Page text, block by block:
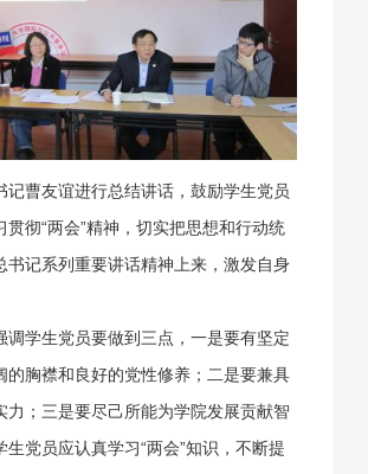
记曹友谊进行总结讲话，鼓励学生党员
贯彻“两会”精神，切实把思想和行动统
书记系列重要讲话精神上来，激发自身
调学生党员要做到三点，一是要有坚定
的胸襟和良好的党性修养；二是要兼具
力；三是要尽己所能为学院发展贡献智
生党员应认真学习“两会”知识，不断提